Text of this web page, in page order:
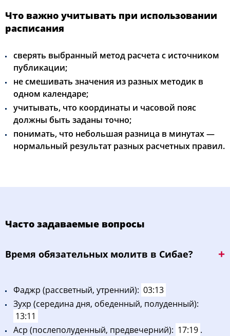
Что важно учитывать при использовании
расписания
сверять выбранный метод расчета с источником
публикации;
не смешивать значения из разных методик в
одном календаре;
учитывать, что координаты и часовой пояс
должны быть заданы точно;
понимать, что небольшая разница в минутах —
нормальный результат разных расчетных правил.
Часто задаваемые вопросы
Bpeмя oбязaтeльных мoлитв в Сибае?
Фaджp (рассветный, утренний): 03:13
Зухp (середина дня, обеденный, полуденный):
13:11
Acp (послеполуденный, предвечерний): 17:19 .